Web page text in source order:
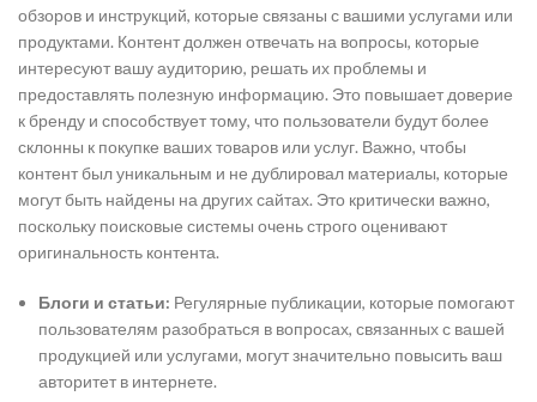
обзоров и инструкций, которые связаны с вашими услугами или
продуктами. Контент должен отвечать на вопросы, которые
интересуют вашу аудиторию, решать их проблемы и
предоставлять полезную информацию. Это повышает доверие
к бренду и способствует тому, что пользователи будут более
склонны к покупке ваших товаров или услуг. Важно, чтобы
контент был уникальным и не дублировал материалы, которые
могут быть найдены на других сайтах. Это критически важно,
поскольку поисковые системы очень строго оценивают
оригинальность контента.
Блоги и статьи: Регулярные публикации, которые помогают
пользователям разобраться в вопросах, связанных с вашей
продукцией или услугами, могут значительно повысить ваш
авторитет в интернете.